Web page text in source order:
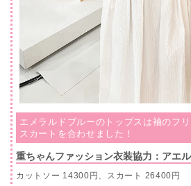
エメラルドブルーのトップスは袖のフ
スカートを合わせました！
重ちゃんファッション衣装協力：アエ
カットソー 14300円、スカート 26400円